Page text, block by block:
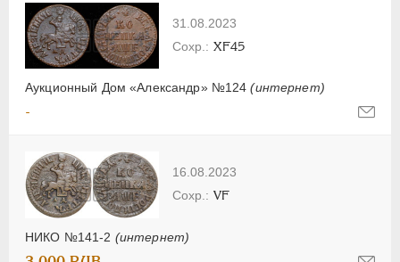
31.08.2023
Аукционный Дом «Александр» №124(интернет)
XF45
-
16.08.2023
НИКО №141-2 (интернет)
VF